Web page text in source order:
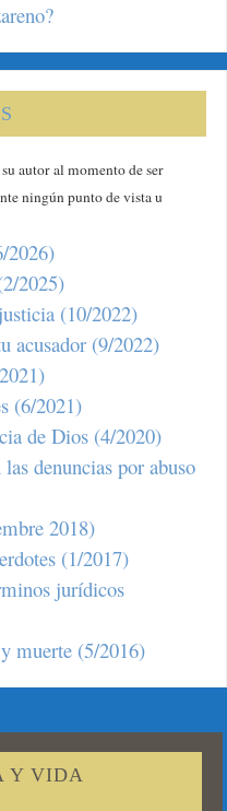
autor al momento de ser
ningún punto de vista u
2026)
2025)
(10/2022)
acusador (9/2022)
(6/2021)
de Dios (4/2020)
denuncias por abuso
2018)
(1/2017)
jurídicos
muerte (5/2016)
Y VIDA